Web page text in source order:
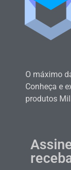
O máximo
Conheça e
produtos